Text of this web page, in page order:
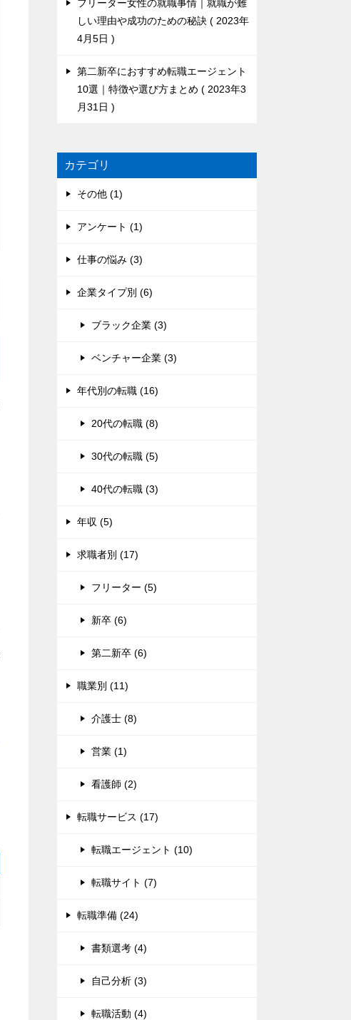
フリーター女性の就職事情｜就職が難
しい理由や成功のための秘訣
2023年
4月5日
第二新卒におすすめ転職エージェント
10選｜特徴や選び方まとめ
2023年3
月31日
カテゴリ
その他 (1)
アンケート (1)
仕事の悩み (3)
企業タイプ別 (6)
ブラック企業 (3)
ベンチャー企業 (3)
年代別の転職 (16)
20代の転職 (8)
30代の転職 (5)
40代の転職 (3)
年収 (5)
求職者別 (17)
フリーター (5)
新卒 (6)
第二新卒 (6)
職業別 (11)
介護士 (8)
営業 (1)
看護師 (2)
転職サービス (17)
転職エージェント (10)
転職サイト (7)
転職準備 (24)
書類選考 (4)
自己分析 (3)
転職活動 (4)